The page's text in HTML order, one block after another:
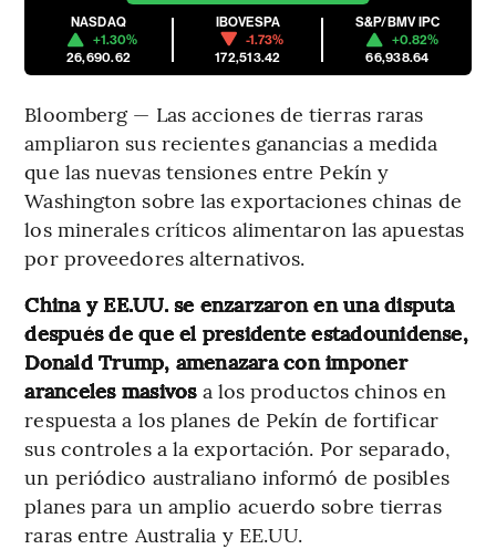
NASDAQ
+1.30%
26,690.62
IBOVESPA
-1.73%
172,513.42
S&P/BMV IPC
+0.82%
66,938.64
Bloomberg — Las acciones de tierras raras
ampliaron sus recientes ganancias a medida
que las nuevas tensiones entre Pekín y
Washington sobre las exportaciones chinas de
los minerales críticos alimentaron las apuestas
por proveedores alternativos.
China y EE.UU. se enzarzaron en una disputa
después de que el presidente estadounidense,
Donald Trump, amenazara con imponer
aranceles masivosa los productos chinos en
respuesta a los planes de Pekín de fortificar
sus controles a la exportación. Por separado,
un periódico australiano informó de posibles
planes para un amplio acuerdo sobre tierras
raras entre Australia y EE.UU.